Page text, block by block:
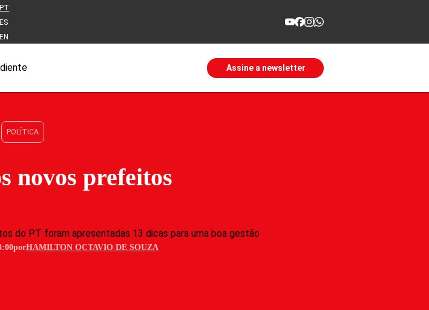
PT
ES
EN
Assine a newsletter
POLÍTICA
novos prefeitos
do PT foram apresentadas 13 dicas para uma boa gestão
porHAMILTON OCTAVIO DE SOUZA